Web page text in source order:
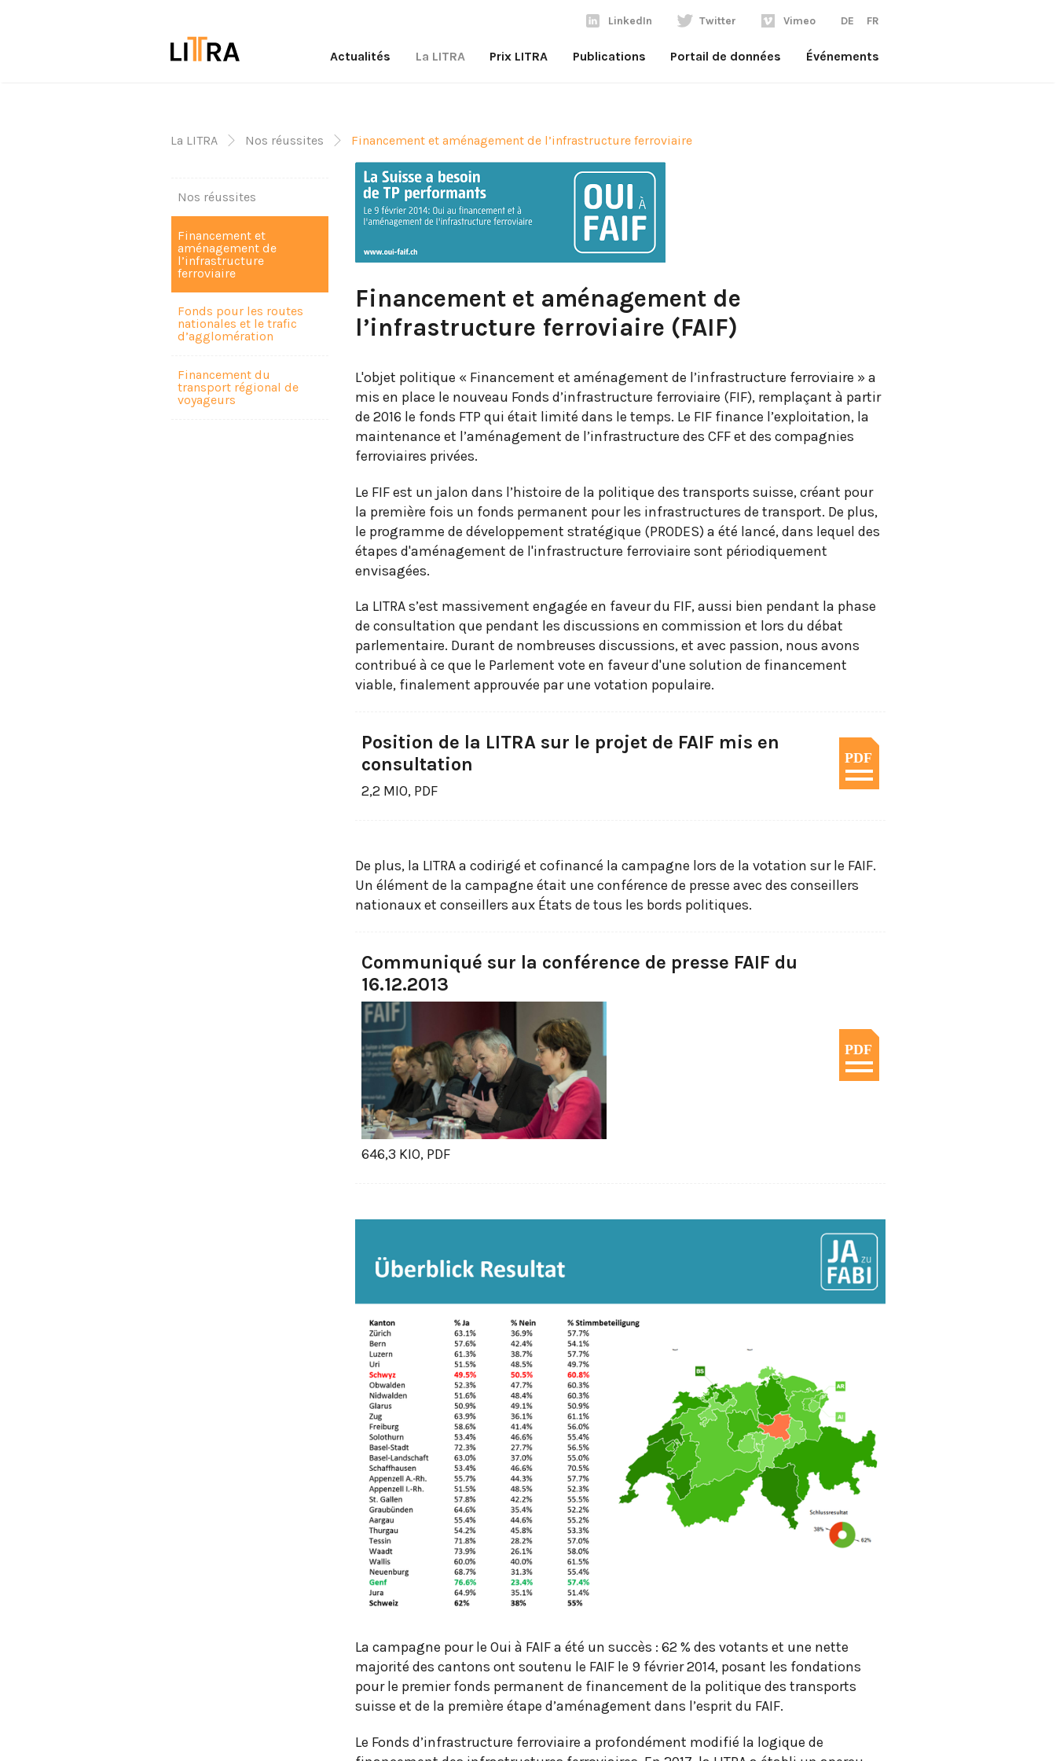
LinkedIn Twitter Vimeo DE FR
Actualités La LITRA Prix LITRA Publications Portail de données Événements
La LITRA Nos réussites Financement et aménagement de l’infrastructure ferroviaire
Nos réussites
Financement et
aménagement de
l’infrastructure
ferroviaire
Fonds pour les routes
nationales et le trafic
d’agglomération
Financement du
transport régional de
voyageurs
Financement et aménagement de
l’infrastructure ferroviaire (FAIF)
L'objet politique « Financement et aménagement de l’infrastructure ferroviaire » a
mis en place le nouveau Fonds d’infrastructure ferroviaire (FIF), remplaçant à partir
de 2016 le fonds FTP qui était limité dans le temps. Le FIF finance l’exploitation, la
maintenance et l’aménagement de l’infrastructure des CFF et des compagnies
ferroviaires privées.
Le FIF est un jalon dans l’histoire de la politique des transports suisse, créant pour
la première fois un fonds permanent pour les infrastructures de transport. De plus,
le programme de développement stratégique (PRODES) a été lancé, dans lequel des
étapes d'aménagement de l'infrastructure ferroviaire sont périodiquement
envisagées.
La LITRA s’est massivement engagée en faveur du FIF, aussi bien pendant la phase
de consultation que pendant les discussions en commission et lors du débat
parlementaire. Durant de nombreuses discussions, et avec passion, nous avons
contribué à ce que le Parlement vote en faveur d'une solution de financement
viable, finalement approuvée par une votation populaire.
Position de la LITRA sur le projet de FAIF mis en
consultation
2,2 MIO, PDF
PDF
De plus, la LITRA a codirigé et cofinancé la campagne lors de la votation sur le FAIF.
Un élément de la campagne était une conférence de presse avec des conseillers
nationaux et conseillers aux États de tous les bords politiques.
Communiqué sur la conférence de presse FAIF du
16.12.2013
646,3 KIO, PDF
PDF
La campagne pour le Oui à FAIF a été un succès : 62 % des votants et une nette
majorité des cantons ont soutenu le FAIF le 9 février 2014, posant les fondations
pour le premier fonds permanent de financement de la politique des transports
suisse et de la première étape d’aménagement dans l’esprit du FAIF.
Le Fonds d’infrastructure ferroviaire a profondément modifié la logique de